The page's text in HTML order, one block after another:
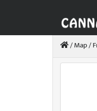
/Map/